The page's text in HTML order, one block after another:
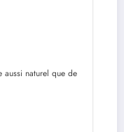
aussi naturel que de